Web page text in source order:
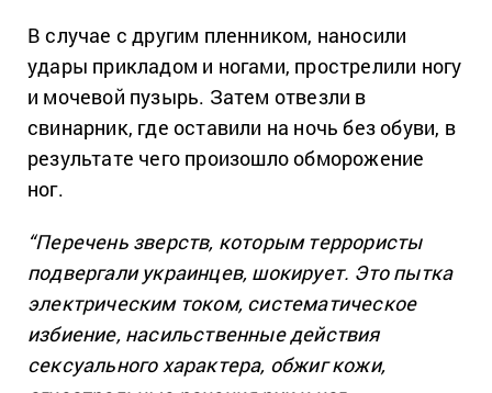
В случае с другим пленником, наносили
удары прикладом и ногами, прострелили ногу
и мочевой пузырь. Затем отвезли в
свинарник, где оставили на ночь без обуви, в
результате чего произошло обморожение
ног.
“Перечень зверств, которым террористы
подвергали украинцев, шокирует. Это пытка
электрическим током, систематическое
избиение, насильственные действия
сексуального характера, обжиг кожи,